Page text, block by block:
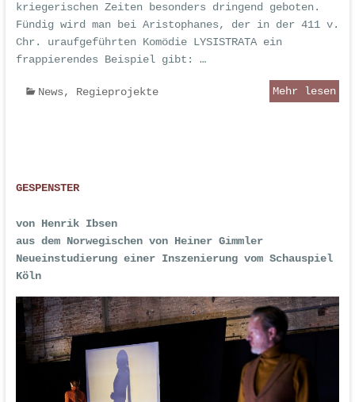
kriegerischen Zeiten besonders dringend geboten.
Fündig wird man bei Aristophanes, der in der 411 v.
Chr. uraufgeführten Komödie LYSISTRATA ein
frappierendes Beispiel gibt: …
News, Regieprojekte Mehr lesen
GESPENSTER
von Henrik Ibsen
aus dem Norwegischen von Heiner Gimmler
Neueinstudierung einer Inszenierung vom Schauspiel
Köln